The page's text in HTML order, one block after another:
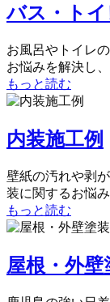
バス・トイ
お風呂やトイレ
お悩みを解決し
もっと読む
内装施工例
壁紙の汚れや剥
装に関するお悩
もっと読む
屋根・外壁